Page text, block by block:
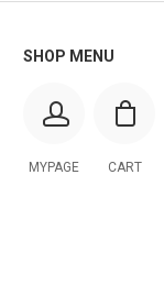
SHOP MENU
MYPAGE CART